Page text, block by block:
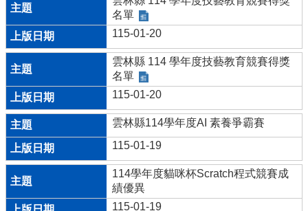
行
事
簡
曆
事
室
宣
導
專
區
名單
115-01-20
雲林縣 114 學年度技藝教育競賽得獎
名單
115-01-20
雲林縣114學年度AI 素養爭霸賽
115-01-19
114學年度貓咪杯Scratch程式競賽成
績優異
115-01-19